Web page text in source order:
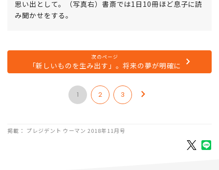
思い出として。（写真右）書斎では1日10冊ほど息子に読
み聞かせをする。
次のページ
「新しいものを生み出す」。将来の夢が明確に
1 2 3
掲載： プレジデント ウーマン 2018年11月号